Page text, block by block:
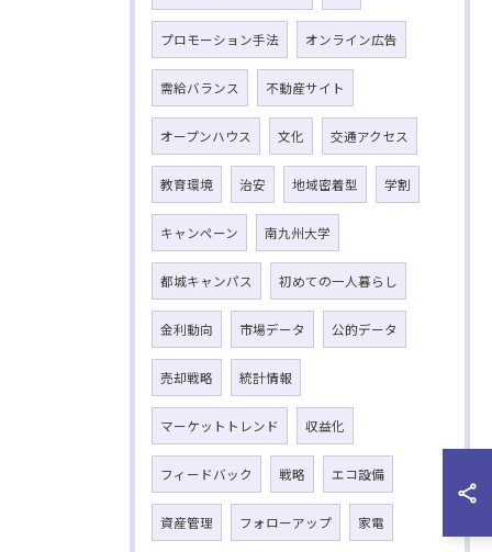
プロモーション手法 オンライン広告
需給バランス 不動産サイト
オープンハウス 文化 交通アクセス
教育環境 治安 地域密着型 学割
キャンペーン 南九州大学
都城キャンパス 初めての一人暮らし
金利動向 市場データ 公的データ
売却戦略 統計情報
マーケットトレンド 収益化
フィードバック 戦略 エコ設備
資産管理 フォローアップ 家電